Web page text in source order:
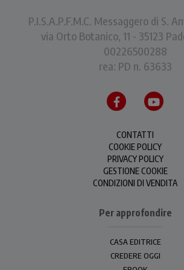
P.I.S.A.P.F.M.C. Messaggero di S.
via Orto Botanico, 11 - 35123
00226500288
rea: PD n. 63633
CONTATTI
COOKIE POLICY
PRIVACY POLICY
GESTIONE COOKIE
CONDIZIONI DI VENDITA
Per approfondire
CASA EDITRICE
CREDERE OGGI